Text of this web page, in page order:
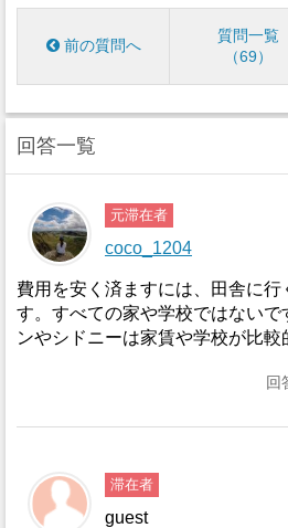
前の質問へ
質問一覧
69
回答一覧
元滞在者
coco_1204
費用を安く済ますには、田舎に行
す。すべての家や学校ではない
ンやシドニーは家賃や学校が比較
回
滞在者
guest